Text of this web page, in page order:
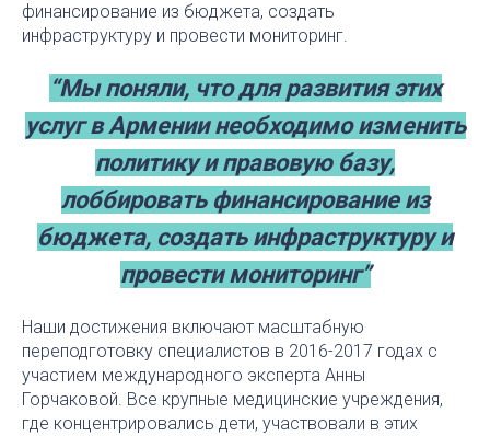
финансирование из бюджета, создать
инфраструктуру и провести мониторинг.
“Мы поняли, что для развития этих
услуг в Армении необходимо изменить
политику и правовую базу,
лоббировать финансирование из
бюджета, создать инфраструктуру и
провести мониторинг”
Наши достижения включают масштабную
переподготовку специалистов в 2016-2017 годах с
участием международного эксперта Анны
Горчаковой. Все крупные медицинские учреждения,
где концентрировались дети, участвовали в этих